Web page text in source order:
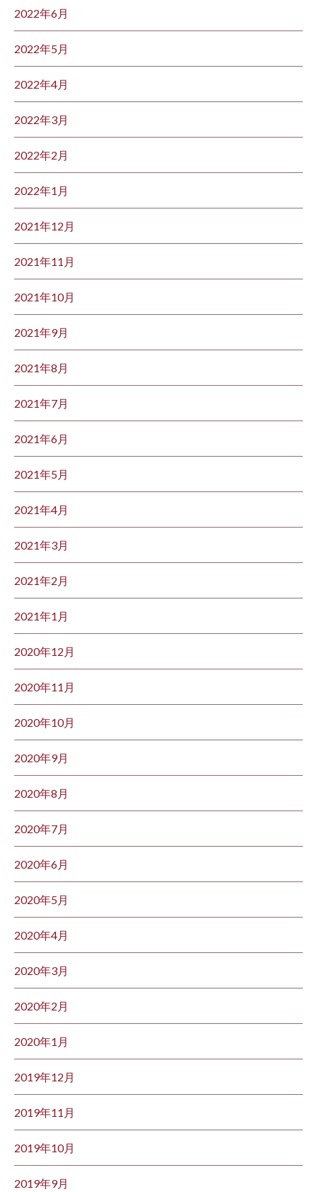
2022年6月
2022年5月
2022年4月
2022年3月
2022年2月
2022年1月
2021年12月
2021年11月
2021年10月
2021年9月
2021年8月
2021年7月
2021年6月
2021年5月
2021年4月
2021年3月
2021年2月
2021年1月
2020年12月
2020年11月
2020年10月
2020年9月
2020年8月
2020年7月
2020年6月
2020年5月
2020年4月
2020年3月
2020年2月
2020年1月
2019年12月
2019年11月
2019年10月
2019年9月